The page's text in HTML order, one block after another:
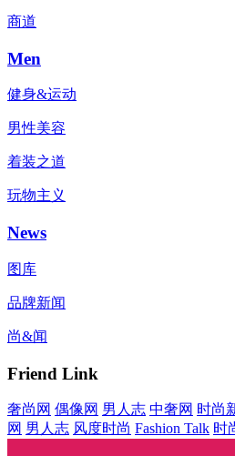
商道
Men
健身&运动
男性美容
着装之道
玩物主义
News
图库
品牌新闻
尚&闻
Friend Link
奢尚网 偶像网 男人志 中奢网 时尚
网 男人志 风度时尚 Fashion Talk 时